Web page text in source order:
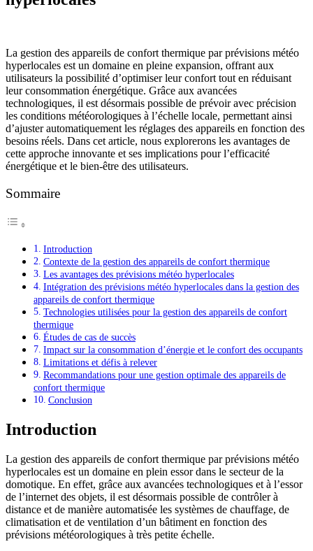
La gestion des appareils de confort thermique par prévisions météo
hyperlocales est un domaine en pleine expansion, offrant aux
utilisateurs la possibilité d’optimiser leur confort tout en réduisant
leur consommation énergétique. Grâce aux avancées
technologiques, il est désormais possible de prévoir avec précision
les conditions météorologiques à l’échelle locale, permettant ainsi
d’ajuster automatiquement les réglages des appareils en fonction des
besoins réels. Dans cet article, nous explorerons les avantages de
cette approche innovante et ses implications pour l’efficacité
énergétique et le bien-être des utilisateurs.
Sommaire
Introduction
Contexte de la gestion des appareils de confort thermique
Les avantages des prévisions météo hyperlocales
Intégration des prévisions météo hyperlocales dans la gestion des
appareils de confort thermique
Technologies utilisées pour la gestion des appareils de confort
thermique
Études de cas de succès
Impact sur la consommation d’énergie et le confort des occupants
Limitations et défis à relever
Recommandations pour une gestion optimale des appareils de
confort thermique
Conclusion
Introduction
La gestion des appareils de confort thermique par prévisions météo
hyperlocales est un domaine en plein essor dans le secteur de la
domotique. En effet, grâce aux avancées technologiques et à l’essor
de l’internet des objets, il est désormais possible de contrôler à
distance et de manière automatisée les systèmes de chauffage, de
climatisation et de ventilation d’un bâtiment en fonction des
prévisions météorologiques à très petite échelle.